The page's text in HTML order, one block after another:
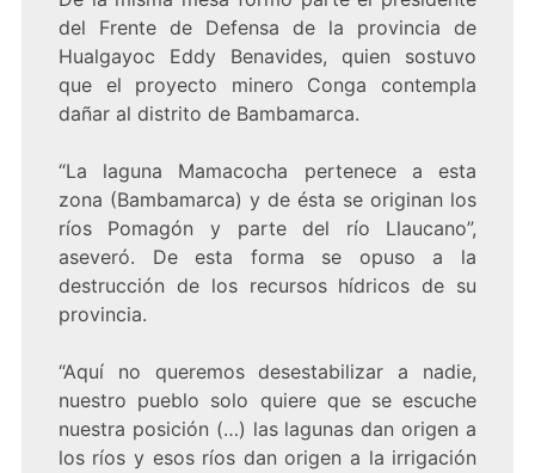
del Frente de Defensa de la provincia de
Hualgayoc Eddy Benavides, quien sostuvo
que el proyecto minero Conga contempla
dañar al distrito de Bambamarca.
“La laguna Mamacocha pertenece a esta
zona (Bambamarca) y de ésta se originan los
ríos Pomagón y parte del río Llaucano”,
aseveró. De esta forma se opuso a la
destrucción de los recursos hídricos de su
provincia.
“Aquí no queremos desestabilizar a nadie,
nuestro pueblo solo quiere que se escuche
nuestra posición (…) las lagunas dan origen a
los ríos y esos ríos dan origen a la irrigación